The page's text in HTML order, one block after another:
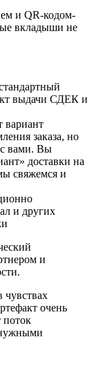
и QR-кодом-
вкладыши не
выдачи СДЕК и
вариант
заказа, но
с вами. Вы
доставки на
свяжемся и
и других
и
чувствах
очень
поток